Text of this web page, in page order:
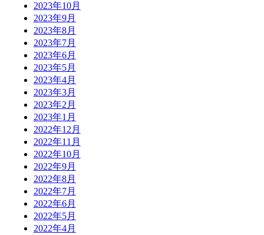
2023年10月
2023年9月
2023年8月
2023年7月
2023年6月
2023年5月
2023年4月
2023年3月
2023年2月
2023年1月
2022年12月
2022年11月
2022年10月
2022年9月
2022年8月
2022年7月
2022年6月
2022年5月
2022年4月